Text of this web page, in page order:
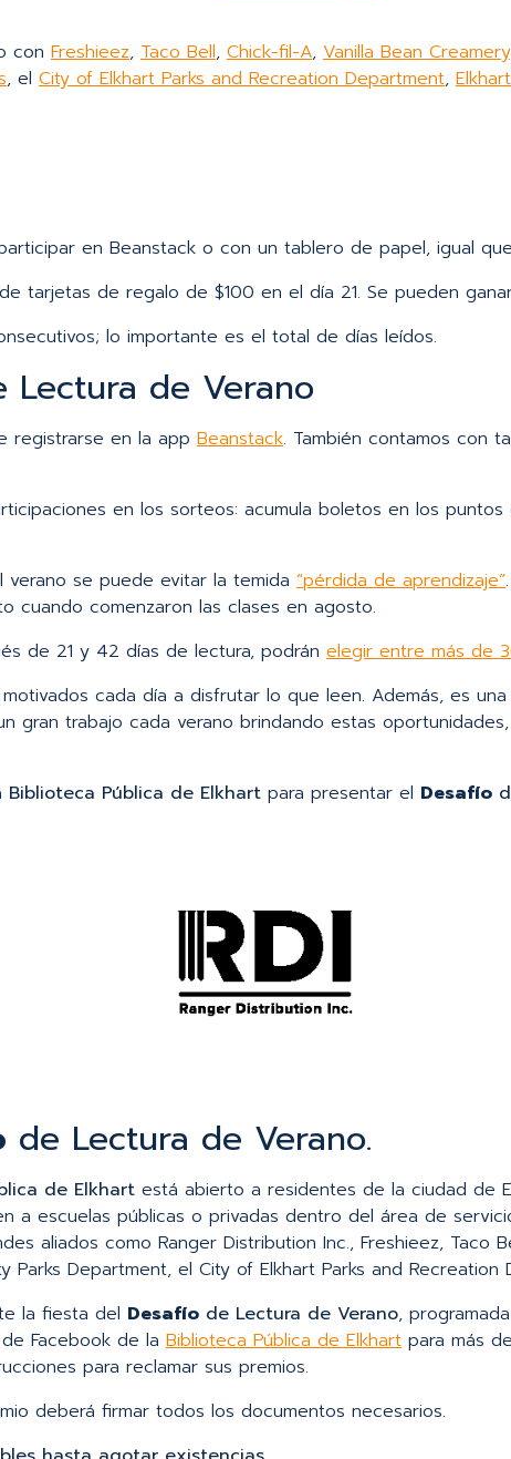
con Freshieez, Taco Bell, Chick-fil-A, Vanilla Bean Creamery
, el City of Elkhart Parks and Recreation Department,
en Beanstack o con un tablero de papel, igual
tarjetas de regalo de $100 en el día 21. Se pueden
lo importante es el total de días leídos.
Lectura de Verano
registrarse en la app Beanstack. También contamos con
en los sorteos: acumula boletos en los
se puede evitar la temida “pérdida de aprendizaje”
cuando comenzaron las clases en agosto.
de 21 y 42 días de lectura, podrán elegir entre más de
cada día a disfrutar lo que leen. Además, es
gran trabajo cada verano brindando estas
Biblioteca Pública de Elkhart para presentar el Desafío
de Lectura de Verano.
de Elkhart está abierto a residentes de la ciudad de
a escuelas públicas o privadas dentro del área de
aliados como Ranger Distribution Inc., Freshieez, Taco
Parks Department, el City of Elkhart Parks and Recreation
la fiesta del Desafío de Lectura de Verano,
Facebook de la Biblioteca Pública de Elkhart para más
para reclamar sus premios.
deberá firmar todos los documentos necesarios.